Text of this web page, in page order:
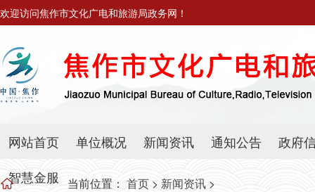
欢迎访问焦作市文化广电和旅游局政务网！
网站首页 单位概况 新闻资讯 通知公告
政府
智慧金服
当前位置： 首页 > 新闻资讯 >